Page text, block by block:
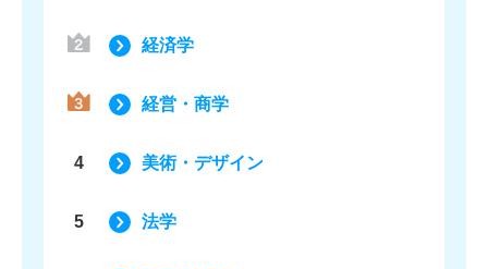
経済学
経営・商学
4 美術・デザイン
5 法学